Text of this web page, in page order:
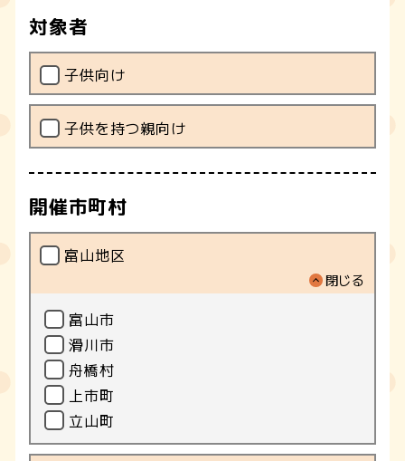
対象者
子供向け
子供を持つ親向け
開催市町村
富山地区
閉じる
富山市
滑川市
舟橋村
上市町
立山町